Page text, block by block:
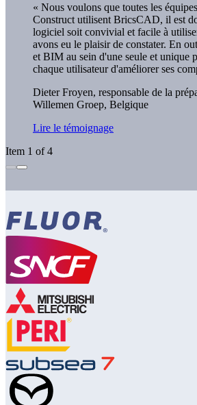
« Nous voulons que toutes les
Construct utilisent BricsCAD, il est
logiciel soit convivial et facile à
avons eu le plaisir de constater. En
et BIM au sein d'une seule et unique
chaque utilisateur d'améliorer ses
Dieter Froyen, responsable de la
Willemen Groep, Belgique
Lire le témoignage
Item 1 of 4